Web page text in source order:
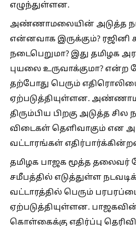
எழுந்துள்ளன.
அண்ணாமலையின் அடுத்த
என்னவாக இருக்கும்? ரஜினி
நடைபெறுமா? இது தமிழக
புயலை உருவாக்குமா? என்ற
தற்போது பெரும்
ஏற்படுத்தியுள்ளன.
திரும்பிய பிறகு அடுத்த
விடைகள் தெளிவாகும் என
வட்டாரங்கள்
தமிழக பாஜக மூத்த
சமீபத்தில் எடுத்துள்ள
வட்டாரத்தில் பெரும்
ஏற்படுத்தியுள்ளன.
கொள்கைக்கு எதிர்ப்பு